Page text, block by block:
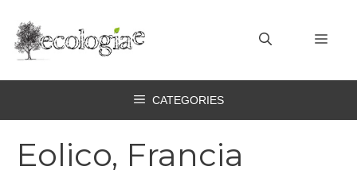
contenuto
CATEGORIES
Eolico, Francia